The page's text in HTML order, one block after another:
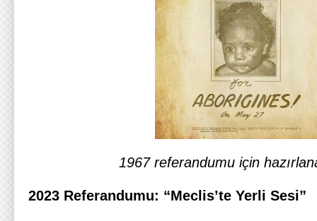
1967 referandumu için
2023 Referandumu: “Meclis’te Yerli Sesi”